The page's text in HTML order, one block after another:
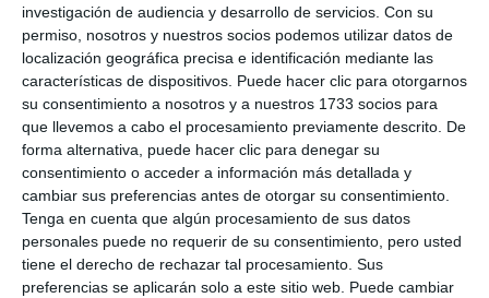
investigación de audiencia y desarrollo de servicios. Con su
permiso, nosotros y nuestros socios podemos utilizar datos de
localización geográfica precisa e identificación mediante las
características de dispositivos. Puede hacer clic para otorgarnos
su consentimiento a nosotros y a nuestros 1733 socios para
que llevemos a cabo el procesamiento previamente descrito. De
forma alternativa, puede hacer clic para denegar su
consentimiento o acceder a información más detallada y
cambiar sus preferencias antes de otorgar su consentimiento.
Tenga en cuenta que algún procesamiento de sus datos
personales puede no requerir de su consentimiento, pero usted
tiene el derecho de rechazar tal procesamiento. Sus
preferencias se aplicarán solo a este sitio web. Puede cambiar